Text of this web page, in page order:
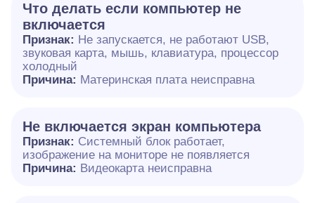
Что делать если компьютер не
включается
Признак: Не запускается, не работают USB,
звуковая карта, мышь, клавиатура, процессор
холодный
Причина: Материнская плата неисправна
Не включается экран компьютера
Признак: Системный блок работает,
изображение на мониторе не появляется
Причина: Видеокарта неисправна